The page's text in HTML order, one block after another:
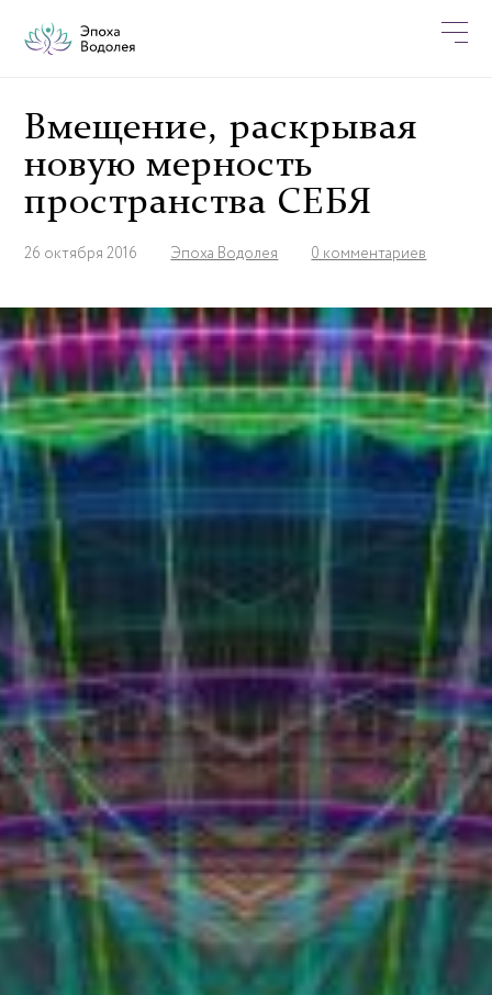
Вмещение, раскрывая
новую мерность
пространства СЕБЯ
26 октября 2016 Эпоха Водолея 0 комментариев